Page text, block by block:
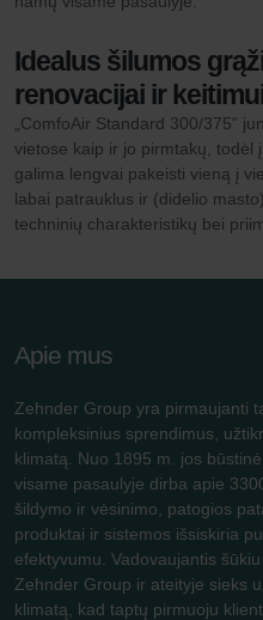
Idealus šilumos
renovacijai ir
„ComfoAir Standard 300/375"
vietose kaip ir jo pirmtakų, todėl
galima lengvai pakeisti vieną į
labai patrauklus ir (didelio
techninių charakteristikų bei
Apie mus
Zehnder Group yra pirmaujanti
kompleksinius sprendimus,
klimatą. Nuo 1895 m. jos
visame pasaulyje dirba apie
šildymo ir vėsinimo, patogios
produktai ir sistemos išsiskiria
efektyvumu. Vadovaujantis
Zehnder Group ir ateityje sieks
klimatą, kad taptų pirmuoju